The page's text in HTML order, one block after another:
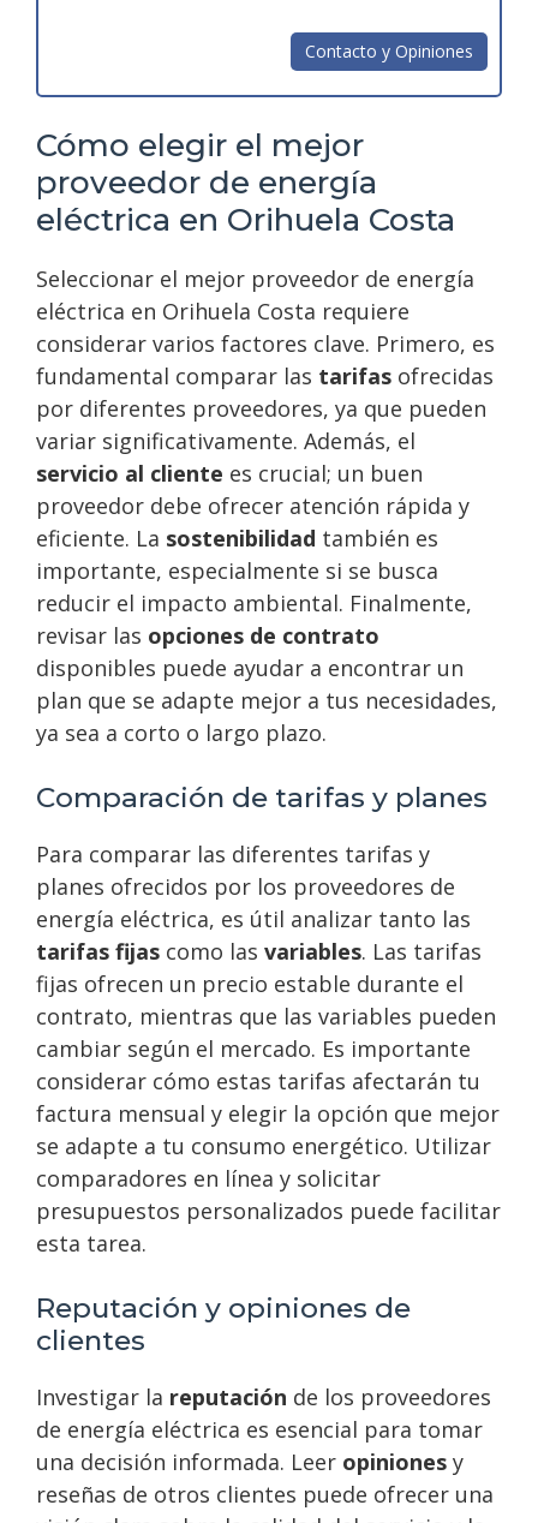
Contacto y Opiniones
Cómo elegir el mejor
proveedor de energía
eléctrica en Orihuela Costa
Seleccionar el mejor proveedor de energía
eléctrica en Orihuela Costa requiere
considerar varios factores clave. Primero, es
fundamental comparar las tarifas ofrecidas
por diferentes proveedores, ya que pueden
variar significativamente. Además, el
servicio al cliente es crucial; un buen
proveedor debe ofrecer atención rápida y
eficiente. La sostenibilidad también es
importante, especialmente si se busca
reducir el impacto ambiental. Finalmente,
revisar las opciones de contrato
disponibles puede ayudar a encontrar un
plan que se adapte mejor a tus necesidades,
ya sea a corto o largo plazo.
Comparación de tarifas y planes
Para comparar las diferentes tarifas y
planes ofrecidos por los proveedores de
energía eléctrica, es útil analizar tanto las
tarifas fijas como las variables. Las tarifas
fijas ofrecen un precio estable durante el
contrato, mientras que las variables pueden
cambiar según el mercado. Es importante
considerar cómo estas tarifas afectarán tu
factura mensual y elegir la opción que mejor
se adapte a tu consumo energético. Utilizar
comparadores en línea y solicitar
presupuestos personalizados puede facilitar
esta tarea.
Reputación y opiniones de
clientes
Investigar la reputación de los proveedores
de energía eléctrica es esencial para tomar
una decisión informada. Leer opiniones y
reseñas de otros clientes puede ofrecer una